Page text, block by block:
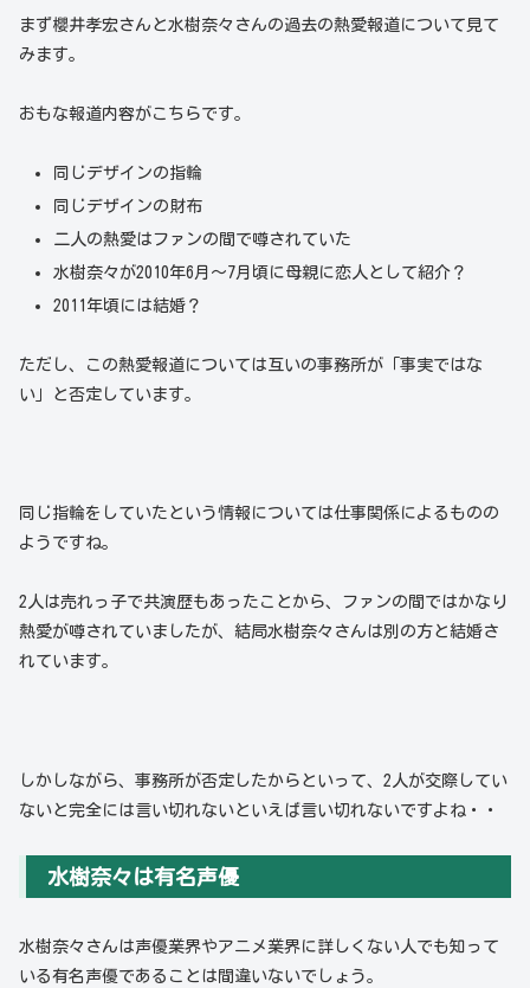
まず櫻井孝宏さんと水樹奈々さんの過去の熱愛報道について見て
みます。
おもな報道内容がこちらです。
同じデザインの指輪
同じデザインの財布
二人の熱愛はファンの間で噂されていた
水樹奈々が2010年6月〜7月頃に母親に恋人として紹介？
2011年頃には結婚？
ただし、この熱愛報道については互いの事務所が「事実ではな
い」と否定しています。
同じ指輪をしていたという情報については仕事関係によるものの
ようですね。
2人は売れっ子で共演歴もあったことから、ファンの間ではかなり
熱愛が噂されていましたが、結局水樹奈々さんは別の方と結婚さ
れています。
しかしながら、事務所が否定したからといって、2人が交際してい
ないと完全には言い切れないといえば言い切れないですよね・・
水樹奈々は有名声優
水樹奈々さんは声優業界やアニメ業界に詳しくない人でも知って
いる有名声優であることは間違いないでしょう。